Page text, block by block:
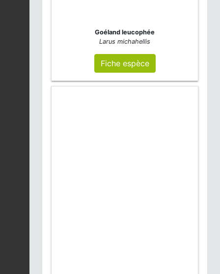
Goéland leucophée
Larus michahellis
Fiche espèce